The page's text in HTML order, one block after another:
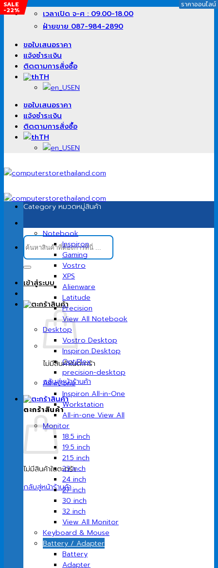
ข้าม
เนื้อหา
เวลาเปิด จ-ศ : 09.00-18.00
ฝ่ายขาย 087-984-2890
ขอใบเสนอราคา
แจ้งชำระเงิน
ติดตามการสั่งซื้อ
TH
EN
ขอใบเสนอราคา
แจ้งชำระเงิน
ติดตามการสั่งซื้อ
TH
EN
ค้นหา:
เข้าสู่ระบบ
ไม่มีสินค้าในตะกร้า
กลับสู่หน้าร้านค้า
ตะกร้าสินค้า
ไม่มีสินค้าในตะกร้า
กลับสู่หน้าร้านค้า
Category หมวดหมู่สินค้า
Notebook
Inspiron
Gaming
Vostro
XPS
Alienware
Latitude
Precision
View All Notebook
Desktop
Vostro Desktop
Inspiron Desktop
OptiPlex
precision-desktop
All-in-one
Inspiron All-in-One
Workstation
All-in-one View All
Monitor
18.5 inch
19.5 inch
21.5 inch
23 inch
24 inch
27 inch
30 inch
32 inch
View All Monitor
Keyboard & Mouse
Battery / Adapter
Battery
Adapter
ราคาออนไลน์
SALE
-22%
ราคาออนไลน์
SALE
-27%
SALE
-20%
ราคาออนไลน์